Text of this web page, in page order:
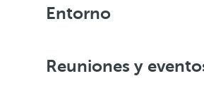
Entorno
Reuniones y